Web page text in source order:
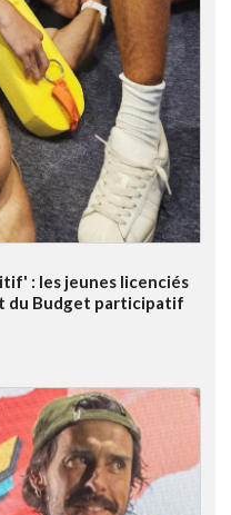
: les jeunes licenciés
du Budget participatif